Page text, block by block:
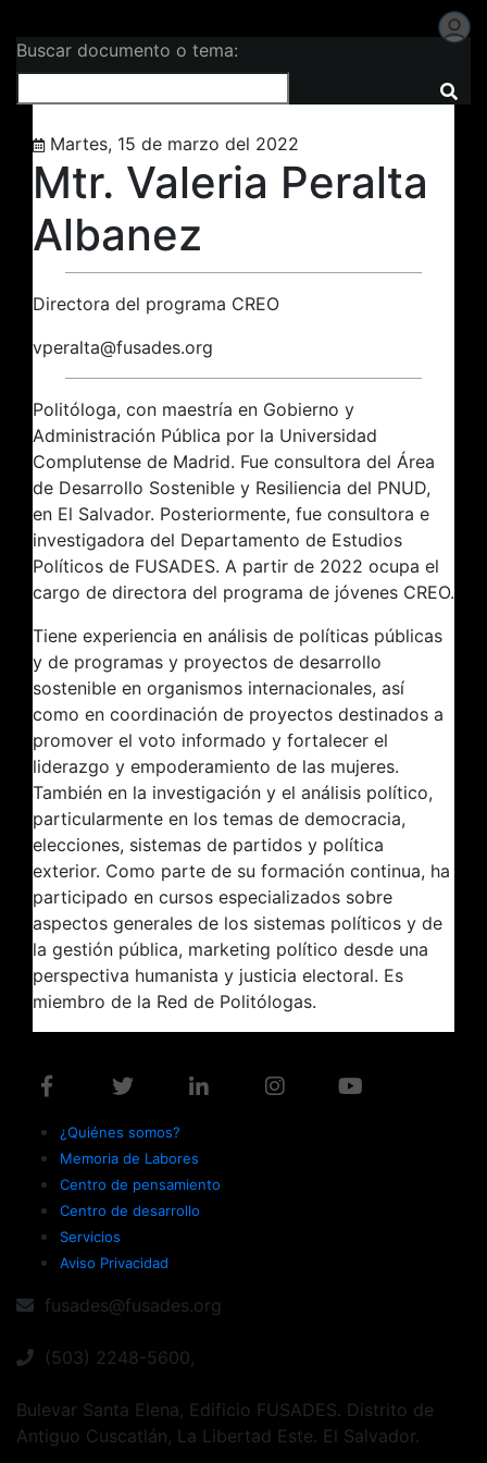
Buscar documento o tema:
Martes, 15 de marzo del 2022
Mtr. Valeria Peralta
Albanez
Directora del programa CREO
vperalta@fusades.org
Politóloga, con maestría en Gobierno y
Administración Pública por la Universidad
Complutense de Madrid. Fue consultora del Área
de Desarrollo Sostenible y Resiliencia del PNUD,
en El Salvador. Posteriormente, fue consultora e
investigadora del Departamento de Estudios
Políticos de FUSADES. A partir de 2022 ocupa el
cargo de directora del programa de jóvenes CREO.
Tiene experiencia en análisis de políticas públicas
y de programas y proyectos de desarrollo
sostenible en organismos internacionales, así
como en coordinación de proyectos destinados a
promover el voto informado y fortalecer el
liderazgo y empoderamiento de las mujeres.
También en la investigación y el análisis político,
particularmente en los temas de democracia,
elecciones, sistemas de partidos y política
exterior. Como parte de su formación continua, ha
participado en cursos especializados sobre
aspectos generales de los sistemas políticos y de
la gestión pública, marketing político desde una
perspectiva humanista y justicia electoral. Es
miembro de la Red de Politólogas.
¿Quiénes somos?
Memoria de Labores
Centro de pensamiento
Centro de desarrollo
Servicios
Aviso Privacidad
fusades@fusades.org
(503) 2248-5600,
Bulevar Santa Elena, Edificio FUSADES. Distrito de
Antiguo Cuscatlán, La Libertad Este. El Salvador.